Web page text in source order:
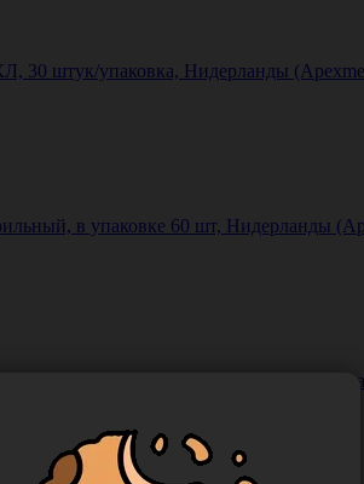
30 штук/упаковка, Нидерланды
в упаковке 60 шт, Нидерланды
110 см., Китай (Ningbo Greetmed